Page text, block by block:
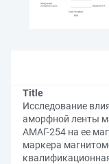
Title
Исследование
аморфной ленты
АМАГ-254 на ее
маркера